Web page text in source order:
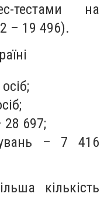
тестами на
– 19 496).
28 697;
– 7 416
кількість